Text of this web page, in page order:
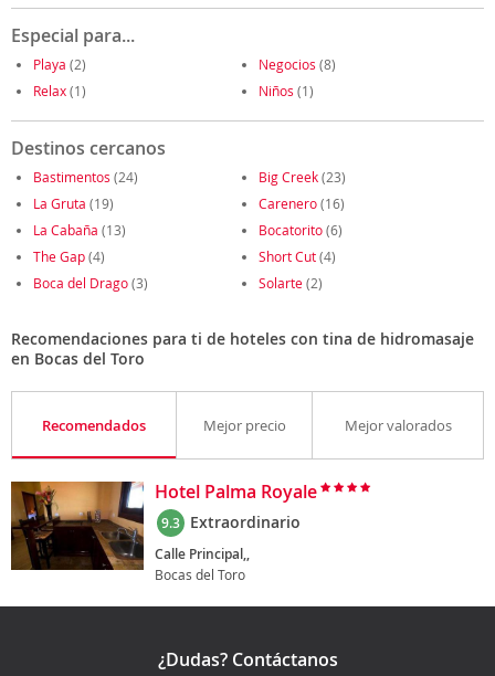
Especial para...
Playa (2) Negocios (8)
Relax(1) Niños (1)
Destinos cercanos
Bastimentos (24) Big Creek(23)
La Gruta (19) Carenero(16)
La Cabaña (13) Bocatorito(6)
The Gap(4) Short Cut(4)
Boca del Drago(3) Solarte(2)
Recomendaciones para ti de hoteles con tina de hidromasaje
en Bocas del Toro
Recomendados Mejor precio Mejor valorados
Hotel Palma Royale
9.3 Extraordinario
Calle Principal,,
Bocas del Toro
¿Dudas? Contáctanos